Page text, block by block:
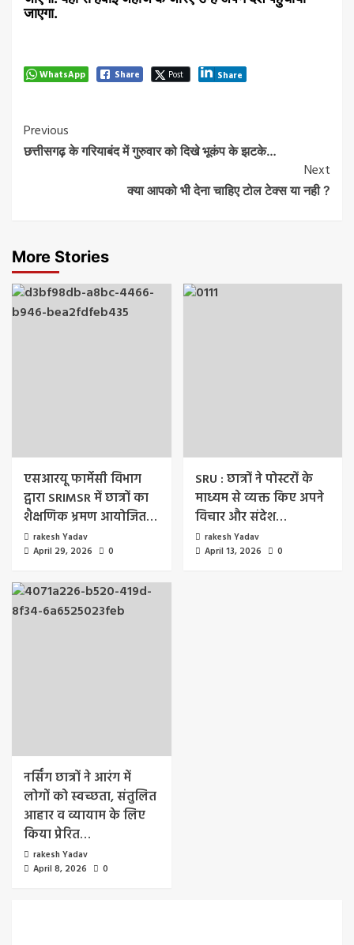
जाएगा.
WhatsApp Share Post Share
Post
Navigation
Previous
छत्तीसगढ़ के गरियाबंद में गुरुवार को दिखे भूकंप के झटके…
Next
क्या आपको भी देना चाहिए टोल टेक्स या नही ?
More Stories
एसआरयू फार्मेसी विभाग
द्वारा SRIMSR में छात्रों का
शैक्षणिक भ्रमण आयोजित…
rakesh Yadav
April 29, 2026
0
SRU : छात्रों ने पोस्टरों के
माध्यम से व्यक्त किए अपने
विचार और संदेश…
rakesh Yadav
April 13, 2026
0
नर्सिंग छात्रों ने आरंग में
लोगों को स्वच्छता, संतुलित
आहार व व्यायाम के लिए
किया प्रेरित…
rakesh Yadav
April 8, 2026
0